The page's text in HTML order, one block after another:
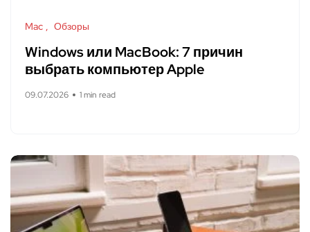
Mac Обзоры
Windows или MacBook: 7 причин
выбрать компьютер Apple
09.07.2026 1 min read